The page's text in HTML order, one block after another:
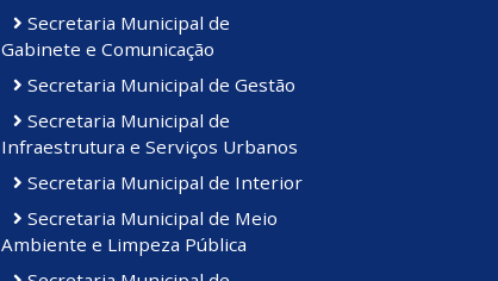
Secretaria Municipal de
Gabinete e Comunicação
Secretaria Municipal de Gestão
Secretaria Municipal de
Infraestrutura e Serviços Urbanos
Secretaria Municipal de Interior
Secretaria Municipal de Meio
Ambiente e Limpeza Pública